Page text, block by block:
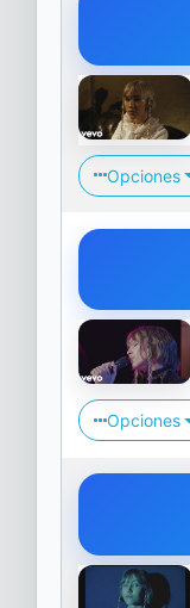
Opciones
Opciones